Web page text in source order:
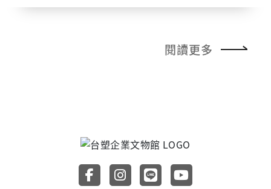
閱讀更多
前往台塑企業文物館
前往台塑企業文物館
前往台塑企業文物
前往台塑企